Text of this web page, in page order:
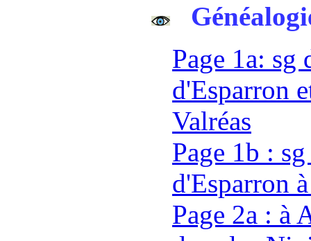
Page 1a: sg
d'Esparron
Valréas
Page 1b :
d'Esparron
Page 2a : à